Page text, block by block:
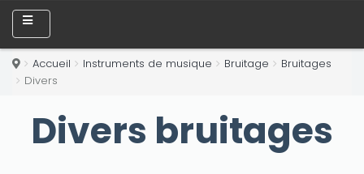
Accueil Instruments de musique Bruitage
Bruitages
Divers
Divers bruitages